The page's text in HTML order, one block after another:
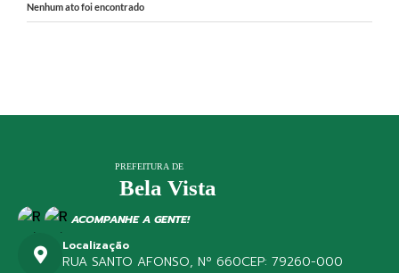
Nenhum ato foi encontrado
ACOMPANHE A GENTE!
Localização
RUA SANTO AFONSO, Nº 660CEP: 79260-000